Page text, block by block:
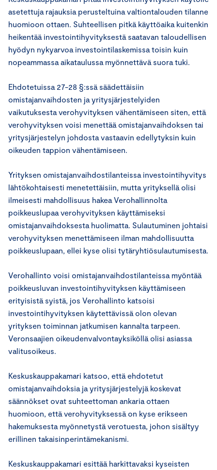
asetettuja rajauksia perusteltuina valtiontalouden tilanne
huomioon ottaen. Suhteellisen pitkä käyttöaika kuitenkin
heikentää investointihyvityksestä saatavan taloudellisen
hyödyn nykyarvoa investointilaskemissa toisin kuin
nopeammassa aikataulussa myönnettävä suora tuki.
Ehdotetuissa 27-28 §:ssä säädettäisiin
omistajanvaihdosten ja yritysjärjestelyiden
vaikutuksesta verohyvityksen vähentämiseen siten, että
verohyvityksen voisi menettää omistajanvaihdoksen tai
yritysjärjestelyn johdosta vastaavin edellytyksin kuin
oikeuden tappion vähentämiseen.
Yrityksen omistajanvaihdostilanteissa investointihyvitys
lähtökohtaisesti menetettäisiin, mutta yrityksellä olisi
ilmeisesti mahdollisuus hakea Verohallinnolta
poikkeuslupaa verohyvityksen käyttämiseksi
omistajanvaihdoksesta huolimatta. Sulautuminen johtaisi
verohyvityksen menettämiseen ilman mahdollisuutta
poikkeuslupaan, ellei kyse olisi tytäryhtiösulautumisesta.
Verohallinto voisi omistajanvaihdostilanteissa myöntää
poikkeusluvan investointihyvityksen käyttämiseen
erityisistä syistä, jos Verohallinto katsoisi
investointihyvityksen käytettävissä olon olevan
yrityksen toiminnan jatkumisen kannalta tarpeen.
Veronsaajien oikeudenvalvontayksiköllä olisi asiassa
valitusoikeus.
Keskuskauppakamari katsoo, että ehdotetut
omistajanvaihdoksia ja yritysjärjestelyjä koskevat
säännökset ovat suhteettoman ankaria ottaen
huomioon, että verohyvityksessä on kyse erikseen
hakemuksesta myönnetystä verotuesta, johon sisältyy
erillinen takaisinperintämekanismi.
Keskuskauppakamari esittää harkittavaksi kyseisten